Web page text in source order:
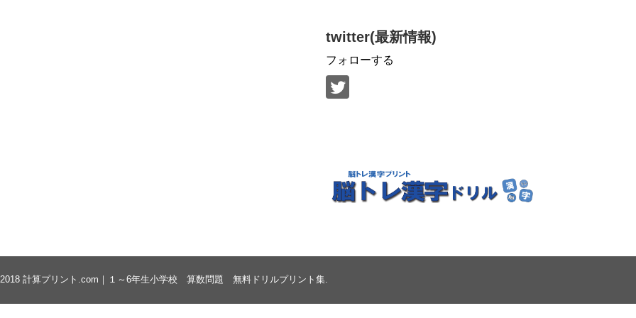
twitter(最新情報)
フォローする
計算プリント.com｜１～6年生小学校 算数問題 無料ドリルプリント集